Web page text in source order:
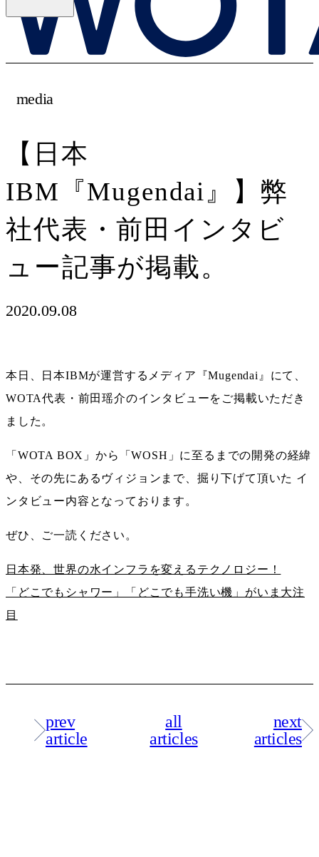
media
【日本
IBM『Mugendai』】弊
社代表・前田インタビ
ュー記事が掲載。
2020.09.08
本日、日本IBMが運営するメディア『Mugendai』にて、
WOTA代表・前田瑶介のインタビューをご掲載いただき
ました。
「WOTA BOX」から「WOSH」に至るまでの開発の経緯
や、その先にあるヴィジョンまで、掘り下げて頂いた イ
ンタビュー内容となっております。
ぜひ、ご一読ください。
日本発、世界の水インフラを変えるテクノロジー！
「どこでもシャワー」「どこでも手洗い機」がいま大注
目
prev
article
all
articles
next
articles